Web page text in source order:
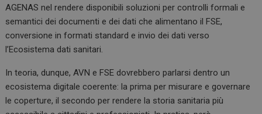
AGENAS nel rendere disponibili soluzioni per controlli formali e
semantici dei documenti e dei dati che alimentano il FSE,
conversione in formati standard e invio dei dati verso
l’Ecosistema dati sanitari.
In teoria, dunque, AVN e FSE dovrebbero parlarsi dentro un
ecosistema digitale coerente: la prima per misurare e governare
le coperture, il secondo per rendere la storia sanitaria più